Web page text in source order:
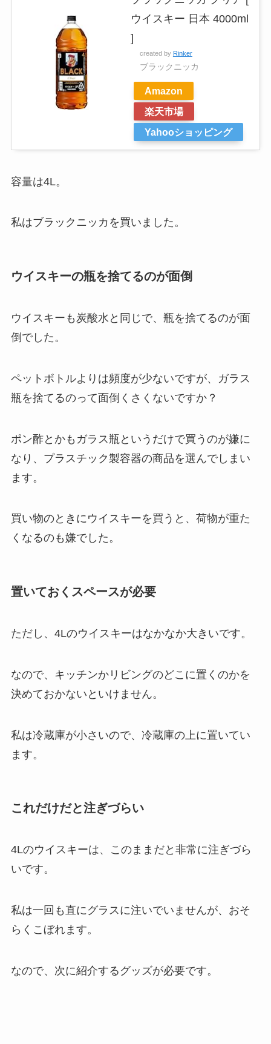
ウイスキー 日本 4000ml
]
created by Rinker
ブラックニッカ
Amazon
楽天市場
Yahooショッピング
容量は4L。
私はブラックニッカを買いました。
ウイスキーの瓶を捨てるのが面倒
ウイスキーも炭酸水と同じで、瓶を捨てるのが面
倒でした。
ペットボトルよりは頻度が少ないですが、ガラス
瓶を捨てるのって面倒くさくないですか？
ポン酢とかもガラス瓶というだけで買うのが嫌に
なり、プラスチック製容器の商品を選んでしまい
ます。
買い物のときにウイスキーを買うと、荷物が重た
くなるのも嫌でした。
置いておくスペースが必要
ただし、4Lのウイスキーはなかなか大きいです。
なので、キッチンかリビングのどこに置くのかを
決めておかないといけません。
私は冷蔵庫が小さいので、冷蔵庫の上に置いてい
ます。
これだけだと注ぎづらい
4Lのウイスキーは、このままだと非常に注ぎづら
いです。
私は一回も直にグラスに注いでいませんが、おそ
らくこぼれます。
なので、次に紹介するグッズが必要です。